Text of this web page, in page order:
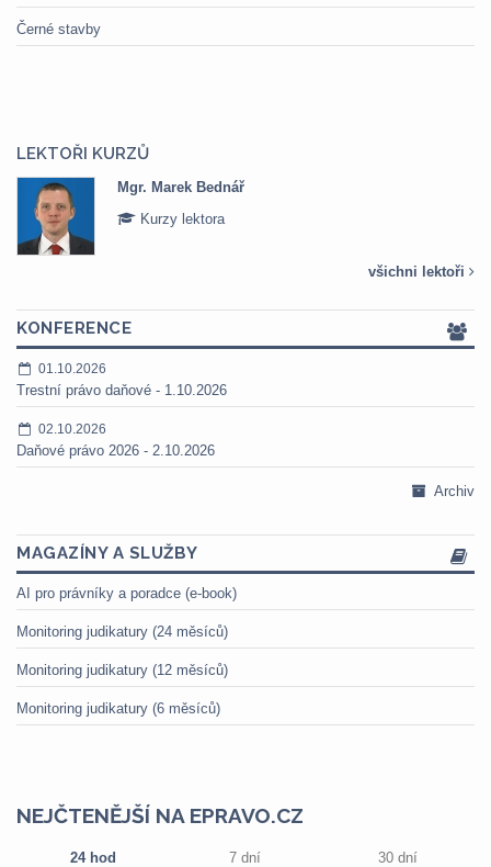
Černé stavby
LEKTOŘI KURZŮ
Mgr. Marek Bednář
Kurzy lektora
všichni lektoři
KONFERENCE
01.10.2026
Trestní právo daňové - 1.10.2026
02.10.2026
Daňové právo 2026 - 2.10.2026
Archiv
MAGAZÍNY A SLUŽBY
AI pro právníky a poradce (e-book)
Monitoring judikatury (24 měsíců)
Monitoring judikatury (12 měsíců)
Monitoring judikatury (6 měsíců)
NEJČTENĚJŠÍ NA EPRAVO.CZ
24 hod 7 dní 30 dní